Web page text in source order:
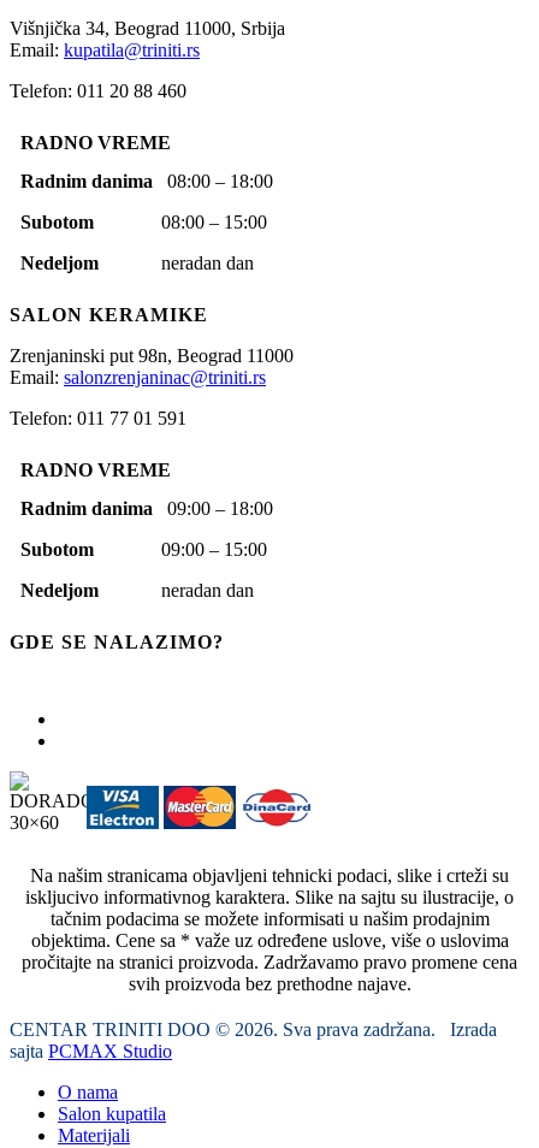
Višnjička 34, Beograd 11000, Srbija
Email: kupatila@triniti.rs
Telefon: 011 20 88 460
RADNO VREME
Radnim danima 08:00 – 18:00
Subotom 08:00 – 15:00
Nedeljom neradan dan
SALON KERAMIKE
Zrenjaninski put 98n, Beograd 11000
Email: salonzrenjaninac@triniti.rs
Telefon: 011 77 01 591
RADNO VREME
Radnim danima 09:00 – 18:00
Subotom 09:00 – 15:00
Nedeljom neradan dan
GDE SE NALAZIMO?
Na našim stranicama objavljeni tehnicki podaci, slike i crteži su
iskljucivo informativnog karaktera. Slike na sajtu su ilustracije, o
tačnim podacima se možete informisati u našim prodajnim
objektima. Cene sa * važe uz određene uslove, više o uslovima
pročitajte na stranici proizvoda. Zadržavamo pravo promene cena
svih proizvoda bez prethodne najave.
CENTAR TRINITI DOO © 2026. Sva prava zadržana. Izrada
sajta PCMAX Studio
O nama
Salon kupatila
Materijali